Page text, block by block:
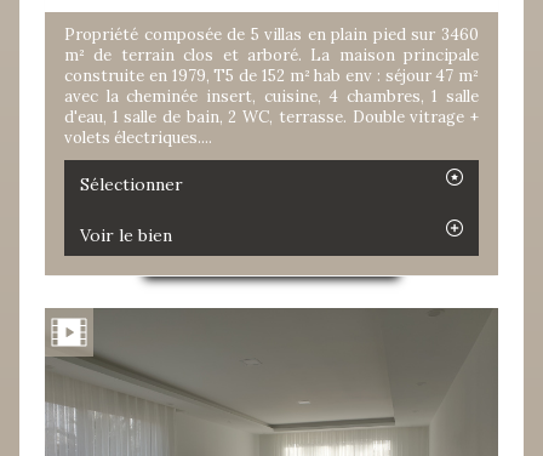
Propriété composée de 5 villas en plain pied sur 3460
m² de terrain clos et arboré. La maison principale
construite en 1979, T5 de 152 m² hab env : séjour 47 m²
avec la cheminée insert, cuisine, 4 chambres, 1 salle
d'eau, 1 salle de bain, 2 WC, terrasse. Double vitrage +
volets électriques....
Sélectionner
Voir le bien